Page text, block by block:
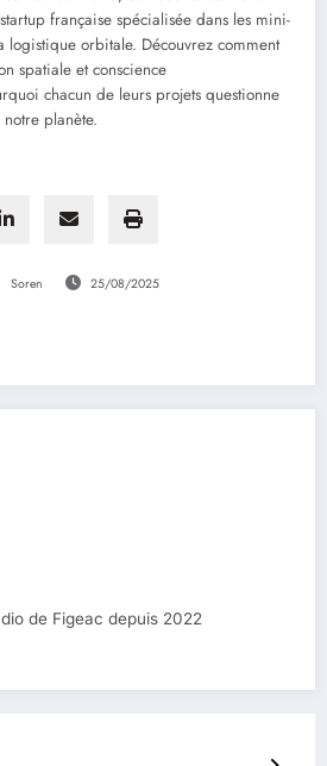
française spécialisée dans les mini-
logistique orbitale. Découvrez comment
spatiale et conscience
chacun de leurs projets questionne
planète.
Soren 25/08/2025
de Figeac depuis 2022